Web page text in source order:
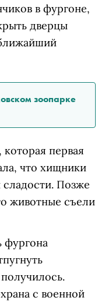
в фургоне,
дверцы
зоопарке
первая
что хищники
Позже
животные съели
фургона
с военной